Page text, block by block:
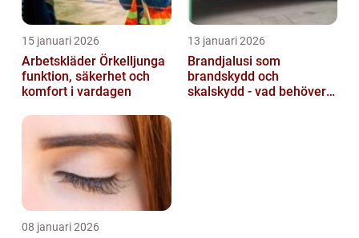
15 januari 2026
Arbetskläder Örkelljunga
funktion, säkerhet och
komfort i vardagen
13 januari 2026
Brandjalusi som
brandskydd och
skalskydd - vad behöver
08 januari 2026